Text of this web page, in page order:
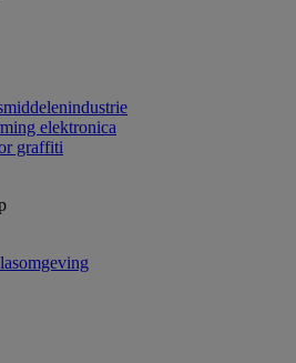
elektronica
graffiti